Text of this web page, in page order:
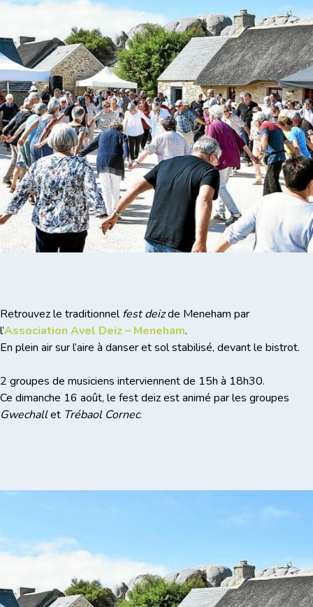
Retrouvez le traditionnelfest deizde Meneham par
l’Association Avel Deiz – Meneham.
En plein air sur l’aire à danser et sol stabilisé, devant le bistrot.
2 groupes de musiciens interviennent de 15h à 18h30.
Ce dimanche 16 août, le fest deiz est animé par les groupes
Gwechallet Trébaol Cornec.